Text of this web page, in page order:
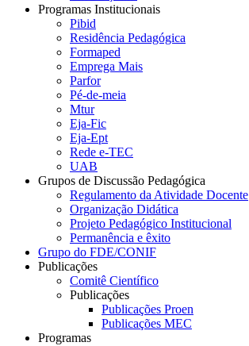
Programas Institucionais
Pibid
Residência Pedagógica
Formaped
Emprega Mais
Parfor
Pé-de-meia
Mtur
Eja-Fic
Eja-Ept
Rede e-TEC
UAB
Grupos de Discussão Pedagógica
Regulamento da Atividade Docente
Organização Didática
Projeto Pedagógico Institucional
Permanência e êxito
Grupo do FDE/CONIF
Publicações
Comitê Científico
Publicações
Publicações Proen
Publicações MEC
Programas